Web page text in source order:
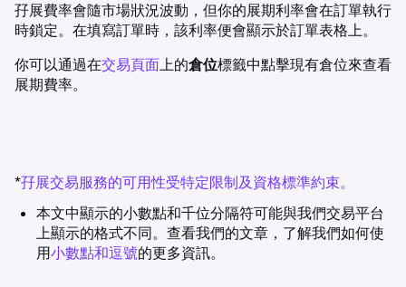
孖展費率會隨市場狀況波動，但你的展期利率會在訂單執行
時鎖定。在填寫訂單時，該利率便會顯示於訂單表格上。
你可以通過在交易頁面上的倉位標籤中點擊現有倉位來查看
展期費率。
*孖展交易服務的可用性受特定限制及資格標準約束。
本文中顯示的小數點和千位分隔符可能與我們交易平台
上顯示的格式不同。查看我們的文章，了解我們如何使
用小數點和逗號的更多資訊。